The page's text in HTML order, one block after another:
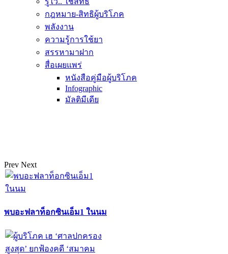
กฎหมาย-สิทธิผู้บริโภค
พลังงาน
ความรู้การใช้ยา
สรรหามาฝาก
สื่อเผยแพร่
หนังสือคู่มือผู้บริโภค
Infographic
มัลติมีเดีย
Prev Next
พบอะฟลาท็อกซินเอ็ม1 ในนม